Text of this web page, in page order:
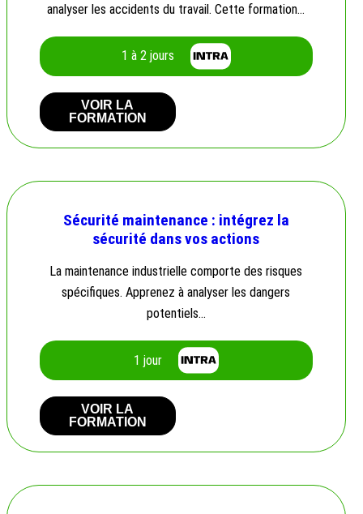
analyser les accidents du travail. Cette formation…
1 à 2 jours
VOIR LA
FORMATION
Sécurité maintenance : intégrez la
sécurité dans vos actions
La maintenance industrielle comporte des risques
spécifiques. Apprenez à analyser les dangers
potentiels…
1 jour
VOIR LA
FORMATION